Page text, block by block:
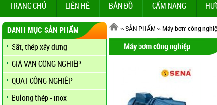
TRANG CHỦ LIÊN HỆ BẢN ĐỒ CẨM NANG
DANH MỤC SẢN PHẨM
Sắt, thép xây dựng
GIÁ VAN CÔNG NGHIỆP
QUẠT CÔNG NGHIỆP
Bulong thép - inox
»SẢN PHẨM» Máy bơm công
Máy bơm công nghiệp